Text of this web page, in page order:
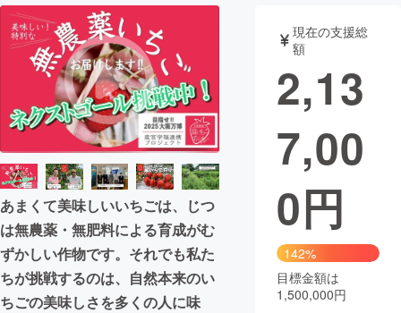
テクノロジー・ガジェット
映像・映画 書籍・雑誌
ビジネス・起業 チャレンジ
まちづくり・地域活性化
CAMPFIRE for Social Good
CAMPFIRE Creation
CAMPFIREふるさと納税 machi-ya コミュニティ
あまくて美味しいいちごは、じつ
は無農薬・無肥料による育成がむ
ずかしい作物です。それでも私た
ちが挑戦するのは、自然本来のい
ちごの美味しさを多くの人に味
現在の支援総
額
2,13
7,00
0円
142%
目標金額は
1,500,000円